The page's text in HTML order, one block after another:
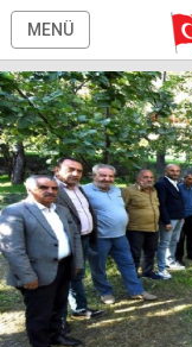
MENÜ